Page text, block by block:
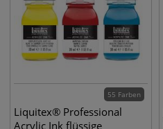
55 Farben
Liquitex® Professional
Acrylic Ink flüssige